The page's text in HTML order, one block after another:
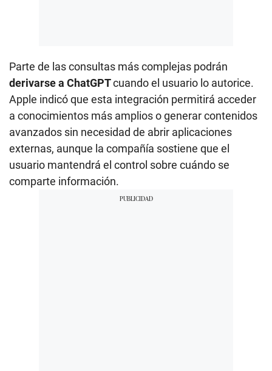
Parte de las consultas más complejas podrán
derivarse a ChatGPTcuando el usuario lo autorice.
Apple indicó que esta integración permitirá acceder
a conocimientos más amplios o generar contenidos
avanzados sin necesidad de abrir aplicaciones
externas, aunque la compañía sostiene que el
usuario mantendrá el control sobre cuándo se
comparte información.